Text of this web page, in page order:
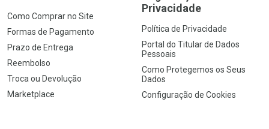
Como Comprar no Site
Formas de Pagamento
Prazo de Entrega
Reembolso
Troca ou Devolução
Marketplace
Privacidade
Política de Privacidade
Portal do Titular de Dados
Pessoais
Como Protegemos os Seus
Dados
Configuração de Cookies